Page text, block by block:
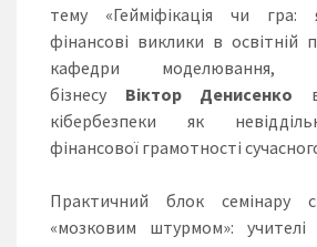
тему «Гейміфікація чи гра:
фінансові виклики в освітній
кафедри моделювання,
бізнесу Віктор Денисенко
кібербезпеки як
фінансової грамотності
Практичний блок семінару
«мозковим штурмом»: учителі